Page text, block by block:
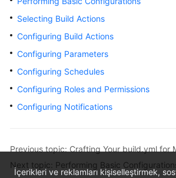
Getting
Started
Guide
Best
API
Reference
Selecting Build Actions
Configuring Build Actions
Configuring Parameters
Configuring Schedules
Configuring Roles and Permissions
Configuring Notifications
Previous topic: Crafting Your build.yml for
Next topic: Performing Basic
İçerikleri ve reklamları kişiselleştirmek,